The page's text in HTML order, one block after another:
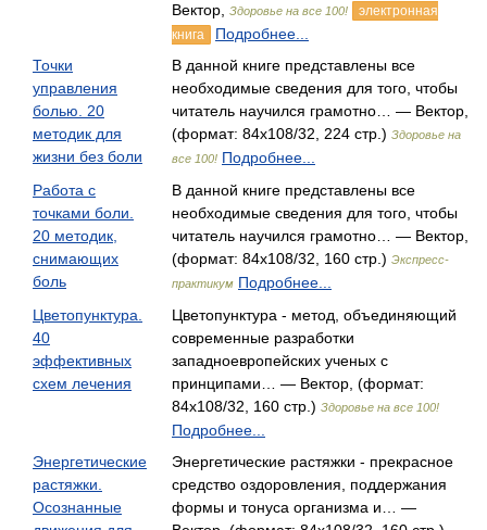
Вектор,
Здоровье на все 100!
электронная
книга
Подробнее...
Точки
управления
болью. 20
методик для
жизни без боли
В данной книге представлены все
необходимые сведения для того, чтобы
читатель научился грамотно… — Вектор,
(формат: 84x108/32, 224 стр.) Здоровье на
все 100! Подробнее...
Работа с
точками боли.
20 методик,
снимающих
боль
В данной книге представлены все
необходимые сведения для того, чтобы
читатель научился грамотно… — Вектор,
(формат: 84x108/32, 160 стр.) Экспресс-
практикум Подробнее...
Цветопунктура.
40
эффективных
схем лечения
Цветопунктура - метод, объединяющий
современные разработки
западноевропейских ученых с
принципами… — Вектор, (формат:
84x108/32, 160 стр.) Здоровье на все 100!
Подробнее...
Энергетические
растяжки.
Осознанные
Энергетические растяжки - прекрасное
средство оздоровления, поддержания
формы и тонуса организма и… —